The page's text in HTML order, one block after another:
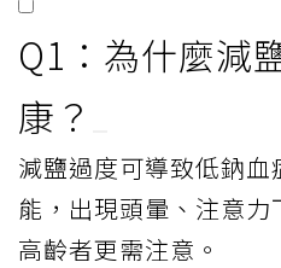
Q1：為什麼減
康？
減鹽過度可導致低鈉
能，出現頭暈、注意
高齡者更需注意。